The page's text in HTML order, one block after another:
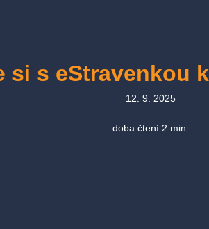
si s eStravenkou
12. 9. 2025
doba čtení:2 min.